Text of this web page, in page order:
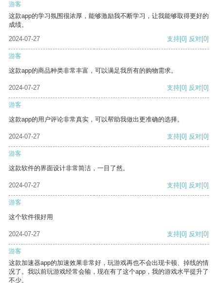
游客
这款app的学习氛围很浓厚，能够激励我不断学习，让我能够取得更好的
成绩。
2024-07-27
支持[0] 反对[0]
游客
这款app的商品种类非常丰富，可以满足我所有的购物需求。
2024-07-27 支持[0] 反对[0]
游客
这款app的用户评论非常真实，可以帮助我做出更准确的选择。
2024-07-27 支持[0] 反对[0]
游客
这款软件的界面设计非常简洁，一目了然。
2024-07-27 支持[0] 反对[0]
游客
这个软件很好用
2024-07-27 支持[0] 反对[0]
游客
这款加速器app的加速效果非常好，玩游戏再也不会出现卡顿、掉线的情
况了。我以前玩游戏经常会输，现在有了这个app，我的游戏水平提升了
不少。